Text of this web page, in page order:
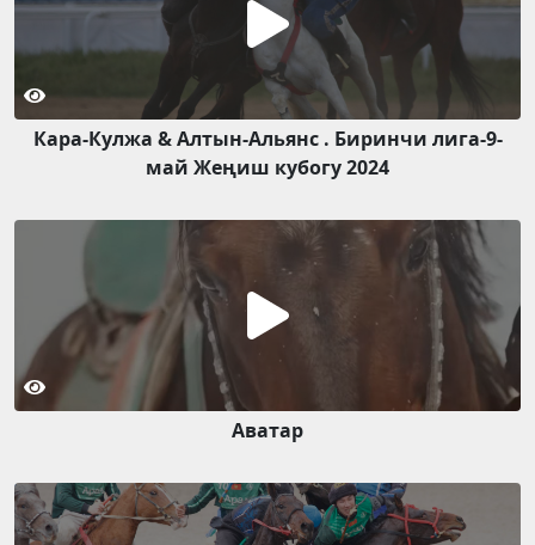
Кара-Кулжа & Алтын-Альянс . Биринчи лига-9-
май Жеңиш кубогу 2024
Аватар